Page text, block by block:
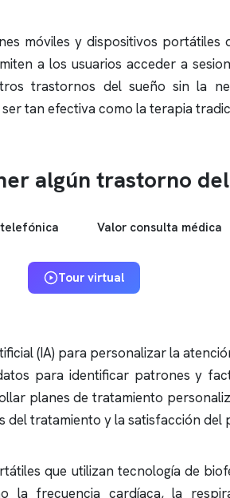
móviles y dispositivos
a los usuarios acceder a
trastornos del sueño sin la
tan efectiva como la terapia
algún trastorno
Valor consulta médica
Tour virtual
(IA) para personalizar la
para identificar patrones y
planes de tratamiento
del tratamiento y la satisfacción del
que utilizan tecnología de
la frecuencia cardíaca, la